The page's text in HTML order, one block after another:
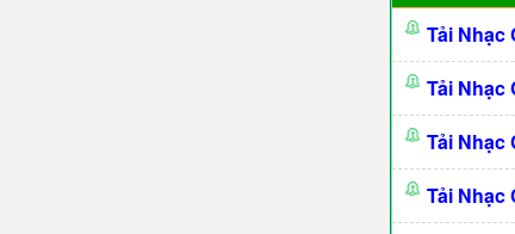
Tải Nhạc
Tải Nhạc
Tải Nhạc
Tải Nhạc